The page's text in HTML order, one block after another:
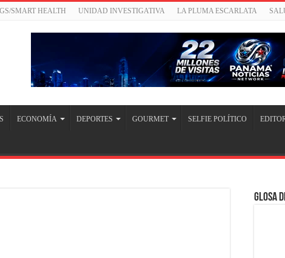
SMART HEALTH UNIDAD INVESTIGATIVA LA PLUMA ESCARLATA
ECONOMÍA DEPORTES GOURMET SELFIE POLÍTICO
Glosa